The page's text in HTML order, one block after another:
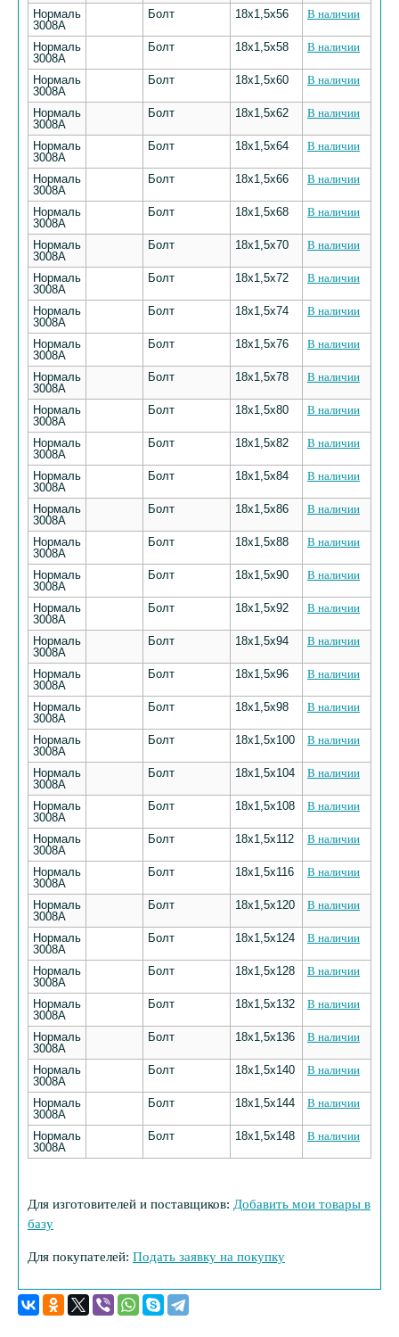
Нормаль
3008А
Болт 18х1,5х56 В наличии
Нормаль
3008А
Болт 18х1,5х58 В наличии
Нормаль
3008А
Болт 18х1,5х60 В наличии
Нормаль
3008А
Болт 18х1,5х62 В наличии
Нормаль
3008А
Болт 18х1,5х64 В наличии
Нормаль
3008А
Болт 18х1,5х66 В наличии
Нормаль
3008А
Болт 18х1,5х68 В наличии
Нормаль
3008А
Болт 18х1,5х70 В наличии
Нормаль
3008А
Болт 18х1,5х72 В наличии
Нормаль
3008А
Болт 18х1,5х74 В наличии
Нормаль
3008А
Болт 18х1,5х76 В наличии
Нормаль
3008А
Болт 18х1,5х78 В наличии
Нормаль
3008А
Болт 18х1,5х80 В наличии
Нормаль
3008А
Болт 18х1,5х82 В наличии
Нормаль
3008А
Болт 18х1,5х84 В наличии
Нормаль
3008А
Болт 18х1,5х86 В наличии
Нормаль
3008А
Болт 18х1,5х88 В наличии
Нормаль
3008А
Болт 18х1,5х90 В наличии
Нормаль
3008А
Болт 18х1,5х92 В наличии
Нормаль
3008А
Болт 18х1,5х94 В наличии
Нормаль
3008А
Болт 18х1,5х96 В наличии
Нормаль
3008А
Болт 18х1,5х98 В наличии
Нормаль
3008А
Болт 18х1,5х100 В наличии
Нормаль
3008А
Болт 18х1,5х104 В наличии
Нормаль
3008А
Болт 18х1,5х108 В наличии
Нормаль
3008А
Болт 18х1,5х112 В наличии
Нормаль
3008А
Болт 18х1,5х116 В наличии
Нормаль
3008А
Болт 18х1,5х120 В наличии
Нормаль
3008А
Болт 18х1,5х124 В наличии
Нормаль
3008А
Болт 18х1,5х128 В наличии
Нормаль
3008А
Болт 18х1,5х132 В наличии
Нормаль
3008А
Болт 18х1,5х136 В наличии
Нормаль
3008А
Болт 18х1,5х140 В наличии
Нормаль
3008А
Болт 18х1,5х144 В наличии
Нормаль
3008А
Болт 18х1,5х148 В наличии
Для изготовителей и поставщиков: Добавить мои товары в
базу
Для покупателей: Подать заявку на покупку